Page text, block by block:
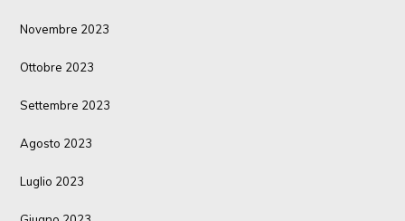
Novembre 2023
Ottobre 2023
Settembre 2023
Agosto 2023
Luglio 2023